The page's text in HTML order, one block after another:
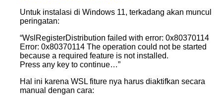
Untuk instalasi di Windows 11, terkadang akan muncul
peringatan:
“WslRegisterDistribution failed with error: 0x80370114
Error: 0x80370114 The operation could not be started
because a required feature is not installed.
Press any key to continue…”
Hal ini karena WSL fiture nya harus diaktifkan secara
manual dengan cara: